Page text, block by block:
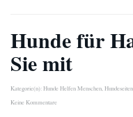
Hunde für
Sie mit
Kategorie(n):Hunde Helfen Menschen
Keine Kommentare